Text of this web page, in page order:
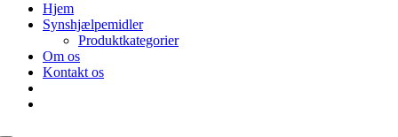
Hjem
Synshjælpemidler
Produktkategorier
Om os
Kontakt os